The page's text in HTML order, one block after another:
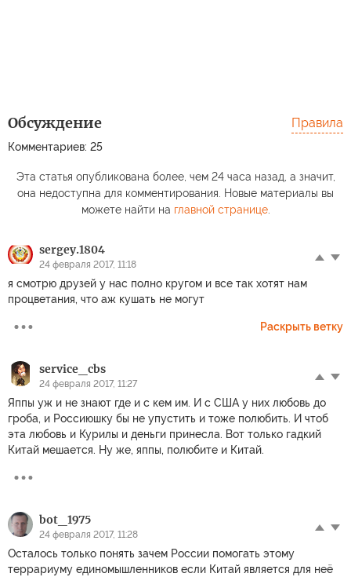
Обсуждение
Комментариев: 25
Правила
Эта статья опубликована более, чем 24 часа назад, а значит,
она недоступна для комментирования. Новые материалы вы
можете найти на главной странице.
sergey.1804
24 февраля 2017, 11:18
я смотрю друзей у нас полно кругом и все так хотят нам
процветания, что аж кушать не могут
Раскрыть ветку
service_cbs
24 февраля 2017, 11:27
Яппы уж и не знают где и с кем им. И с США у них любовь до
гроба, и Россиюшку бы не упустить и тоже полюбить. И чтоб
эта любовь и Курилы и деньги принесла. Вот только гадкий
Китай мешается. Ну же, яппы, полюбите и Китай.
bot_1975
24 февраля 2017, 11:28
Осталось только понять зачем России помогать этому
террариуму единомышленников если Китай является для неё